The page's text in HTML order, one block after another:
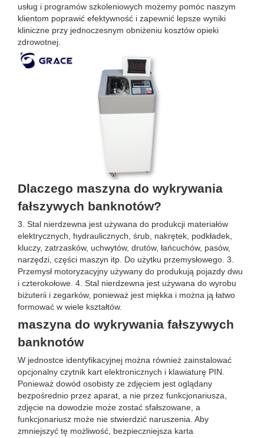
usług i programów szkoleniowych możemy pomóc naszym
klientom poprawić efektywność i zapewnić lepsze wyniki
kliniczne przy jednoczesnym obniżeniu kosztów opieki
zdrowotnej.
Dlaczego maszyna do wykrywania
fałszywych banknotów?
3. Stal nierdzewna jest używana do produkcji materiałów
elektrycznych, hydraulicznych, śrub, nakrętek, podkładek,
kluczy, zatrzasków, uchwytów, drutów, łańcuchów, pasów,
narzędzi, części maszyn itp. Do użytku przemysłowego. 3.
Przemysł motoryzacyjny używany do produkują pojazdy dwu
i czterokołowe. 4. Stal nierdzewna jest używana do wyrobu
biżuterii i zegarków, ponieważ jest miękka i można ją łatwo
formować w wiele kształtów.
maszyna do wykrywania fałszywych
banknotów
W jednostce identyfikacyjnej można również zainstalować
opcjonalny czytnik kart elektronicznych i klawiaturę PIN.
Ponieważ dowód osobisty ze zdjęciem jest oglądany
bezpośrednio przez aparat, a nie przez funkcjonariusza,
zdjęcie na dowodzie może zostać sfałszowane, a
funkcjonariusz może nie stwierdzić naruszenia. Aby
zmniejszyć tę możliwość, bezpieczniejsza karta